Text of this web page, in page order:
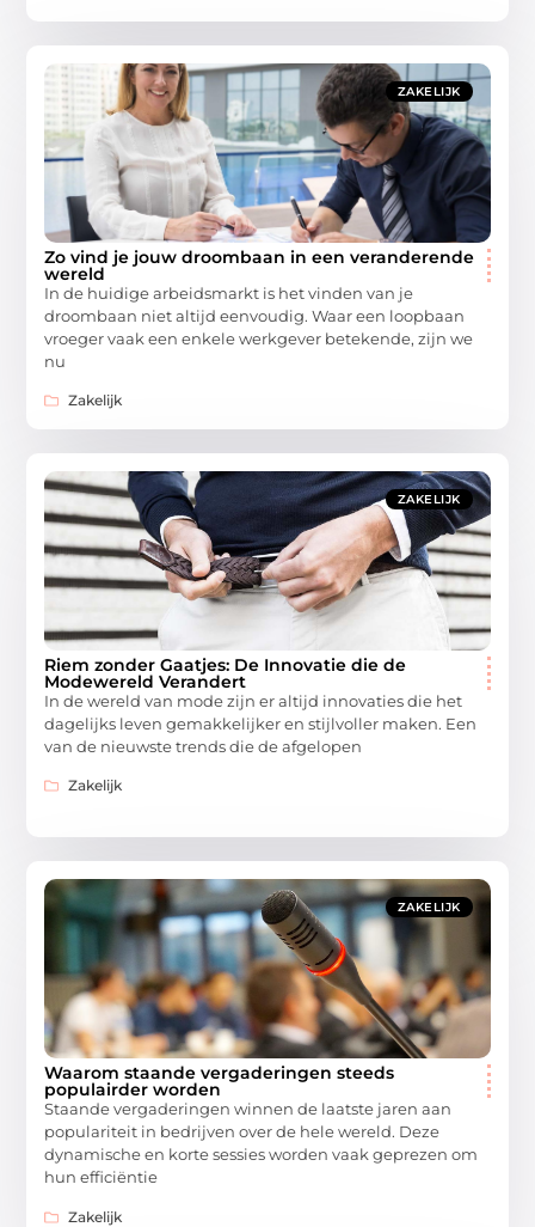
ZAKELIJK
Zo vind je jouw droombaan in een veranderende
wereld
In de huidige arbeidsmarkt is het vinden van je
droombaan niet altijd eenvoudig. Waar een loopbaan
vroeger vaak een enkele werkgever betekende, zijn we
nu
Zakelijk
ZAKELIJK
Riem zonder Gaatjes: De Innovatie die de
Modewereld Verandert
In de wereld van mode zijn er altijd innovaties die het
dagelijks leven gemakkelijker en stijlvoller maken. Een
van de nieuwste trends die de afgelopen
Zakelijk
ZAKELIJK
Waarom staande vergaderingen steeds
populairder worden
Staande vergaderingen winnen de laatste jaren aan
populariteit in bedrijven over de hele wereld. Deze
dynamische en korte sessies worden vaak geprezen om
hun efficiëntie
Zakelijk